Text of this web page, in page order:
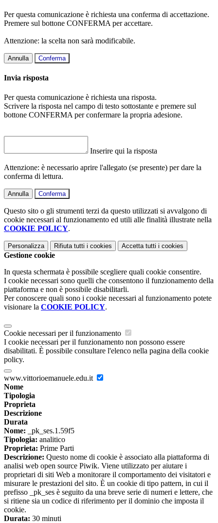
Per questa comunicazione è richiesta una conferma di accettazione.
Premere sul bottone CONFERMA per accettare.
Attenzione: la scelta non sarà modificabile.
Annulla Conferma
Invia risposta
Per questa comunicazione è richiesta una risposta.
Scrivere la risposta nel campo di testo sottostante e premere sul
bottone CONFERMA per confermare la propria adesione.
Inserire qui la risposta
Attenzione: è necessario aprire l'allegato (se presente) per dare la
conferma di lettura.
Annulla Conferma
Questo sito o gli strumenti terzi da questo utilizzati si avvalgono di
cookie necessari al funzionamento ed utili alle finalità illustrate nella
COOKIE POLICY.
Personalizza Rifiuta tutti i cookies Accetta tutti i cookies
Gestione cookie
In questa schermata è possibile scegliere quali cookie consentire.
I cookie necessari sono quelli che consentono il funzionamento della
piattaforma e non è possibile disabilitarli.
Per conoscere quali sono i cookie necessari al funzionamento potete
visionare la COOKIE POLICY.
Cookie necessari per il funzionamento
I cookie necessari per il funzionamento non possono essere
disabilitati. È possibile consultare l'elenco nella pagina della cookie
policy.
www.vittorioemanuele.edu.it
Nome
Tipologia
Proprieta
Descrizione
Durata
Nome: _pk_ses.1.59f5
Tipologia: analitico
Proprieta: Prime Parti
Descrizione: Questo nome di cookie è associato alla piattaforma di
analisi web open source Piwik. Viene utilizzato per aiutare i
proprietari di siti Web a monitorare il comportamento dei visitatori e
misurare le prestazioni del sito. È un cookie di tipo pattern, in cui il
prefisso _pk_ses è seguito da una breve serie di numeri e lettere, che
si ritiene sia un codice di riferimento per il dominio che imposta il
cookie.
Durata: 30 minuti